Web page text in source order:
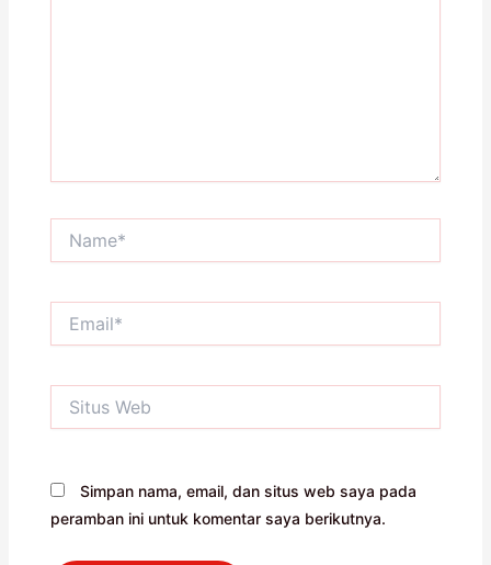
Web
Simpan nama, email, dan situs web saya pada
peramban ini untuk komentar saya berikutnya.